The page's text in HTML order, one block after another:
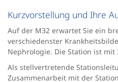
Kurzvorstellung und Ihre
Auf der M32 erwartet Sie ein
verschiedenster
Nephrologie. Die Station ist mit
Als stellvertretende
Zusammenarbeit mit der